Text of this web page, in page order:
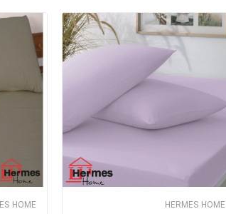
HOME HERMES HOME